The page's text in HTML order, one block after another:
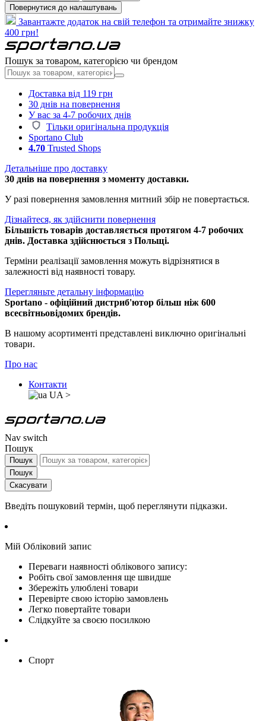
Повернутися до налаштувань
Завантажте додаток на свій телефон та отримайте знижку
400 грн!
Пошук за товаром, категорією чи брендом
Доставка від 119 грн
30 днів на повернення
У вас за 4-7 робочих днів
Тільки оригінальна продукція
Sportano Club
4.70 Trusted Shops
Детальніше про доставку
30 днів на повернення з моменту доставки.
У разі повернення замовлення митний збір не повертається.
Дізнайтеся, як здійснити повернення
Більшість товарів доставляється протягом 4-7 робочих
днів. Доставка здійснюється з Польщі.
Терміни реалізації замовлення можуть відрізнятися в
залежності від наявності товару.
Перегляньте детальну інформацію
Sportano - офіційний дистриб'ютор більш ніж 600
всесвітньовідомих брендів.
В нашому асортименті представлені виключно оригінальні
товари.
Про нас
Контакти
UA >
Nav switch
Пошук
Пошук
Пошук
Скасувати
Введіть пошуковий термін, щоб переглянути підказки.
Мій Обліковий запис
Переваги наявності облікового запису:
Робіть свої замовлення ще швидше
Збережіть улюблені товари
Перевірте свою історію замовлень
Легко повертайте товари
Слідкуйте за своєю посилкою
Спорт